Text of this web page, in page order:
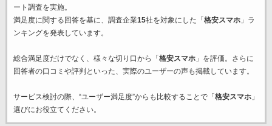
ート調査を実施。
満足度に関する回答を基に、調査企業15社を対象にした「 格安スマホ」ラ
ンキングを発表しています。
総合満足度だけでなく、様々な切り口から「 格安スマホ」を評価。さらに
回答者の口コミや評判といった、実際のユーザーの声も掲載しています。
サービス検討の際、“ユーザー満足度”からも比較することで「 格安スマホ」
選びにお役立てください。